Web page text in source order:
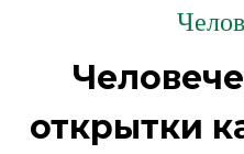
открытки